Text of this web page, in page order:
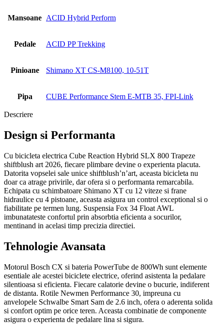
Mansoane ACID Hybrid Perform
Pedale ACID PP Trekking
Pinioane Shimano XT CS-M8100, 10-51T
Pipa CUBE Performance Stem E-MTB 35, FPI-Link
Descriere
Design si Performanta
Cu bicicleta electrica Cube Reaction Hybrid SLX 800 Trapeze
shiftblush art 2026, fiecare plimbare devine o experienta placuta.
Datorita vopselei sale unice shiftblush’n’art, aceasta bicicleta nu
doar ca atrage privirile, dar ofera si o performanta remarcabila.
Echipata cu schimbatoare Shimano XT cu 12 viteze si frane
hidraulice cu 4 pistoane, aceasta asigura un control exceptional si o
fiabilitate pe termen lung. Suspensia Fox 34 Float AWL
imbunatateste confortul prin absorbtia eficienta a socurilor,
mentinand in acelasi timp precizia directiei.
Tehnologie Avansata
Motorul Bosch CX si bateria PowerTube de 800Wh sunt elemente
esentiale ale acestei biciclete electrice, oferind asistenta la pedalare
silentioasa si eficienta. Fiecare calatorie devine o bucurie, indiferent
de distanta. Rotile Newmen Performance 30, impreuna cu
anvelopele Schwalbe Smart Sam de 2.6 inch, ofera o aderenta solida
si confort optim pe orice teren. Aceasta combinatie de componente
asigura o experienta de pedalare lina si sigura.